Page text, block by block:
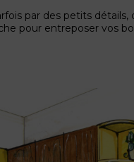
par des petits
pour entreposer vos